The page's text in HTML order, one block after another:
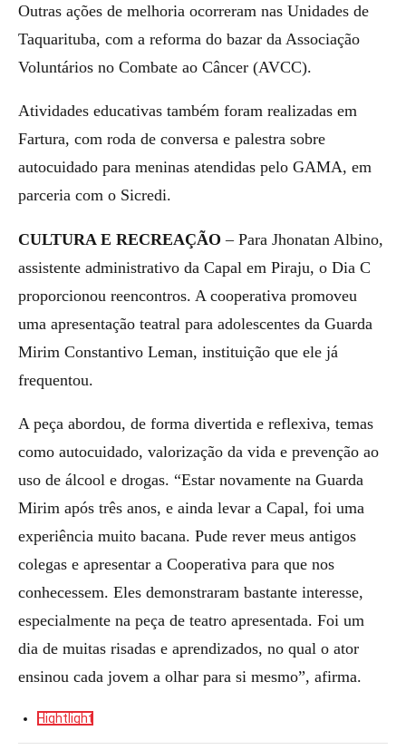
Outras ações de melhoria ocorreram nas Unidades de
Taquarituba, com a reforma do bazar da Associação
Voluntários no Combate ao Câncer (AVCC).
Atividades educativas também foram realizadas em
Fartura, com roda de conversa e palestra sobre
autocuidado para meninas atendidas pelo GAMA, em
parceria com o Sicredi.
CULTURA E RECREAÇÃO – Para Jhonatan Albino,
assistente administrativo da Capal em Piraju, o Dia C
proporcionou reencontros. A cooperativa promoveu
uma apresentação teatral para adolescentes da Guarda
Mirim Constantivo Leman, instituição que ele já
frequentou.
A peça abordou, de forma divertida e reflexiva, temas
como autocuidado, valorização da vida e prevenção ao
uso de álcool e drogas. “Estar novamente na Guarda
Mirim após três anos, e ainda levar a Capal, foi uma
experiência muito bacana. Pude rever meus antigos
colegas e apresentar a Cooperativa para que nos
conhecessem. Eles demonstraram bastante interesse,
especialmente na peça de teatro apresentada. Foi um
dia de muitas risadas e aprendizados, no qual o ator
ensinou cada jovem a olhar para si mesmo”, afirma.
Hightlight